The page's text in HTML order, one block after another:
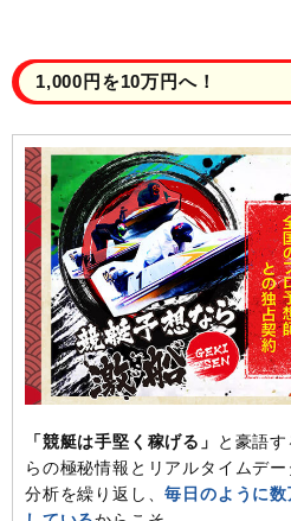
1,000円を10万円へ！
「競艇は手堅く稼げる」
と豪語
らの極秘情報とリアルタイムデ
分析を繰り返し、毎日のように